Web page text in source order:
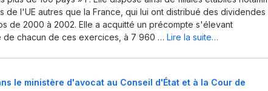
de l'UE autres que la France, qui lui ont distribué des dividendes
de 2000 à 2002. Elle a acquitté un précompte s'élevant
de chacun de ces exercices, à 7 960 … Lire la suite…
le ministère d'avocat au Conseil d'État et à la Cour de